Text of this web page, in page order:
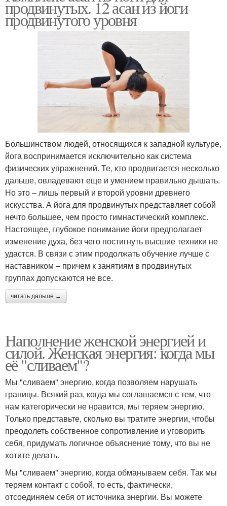
продвинутых. 12 асан из йоги
продвинутого уровня
Большинством людей, относящихся к западной культуре,
йога воспринимается исключительно как система
физических упражнений. Те, кто продвигается несколько
дальше, овладевают еще и умением правильно дышать.
Но это – лишь первый и второй уровни древнего
искусства. А йога для продвинутых представляет собой
нечто большее, чем просто гимнастический комплекс.
Настоящее, глубокое понимание йоги предполагает
изменение духа, без чего постигнуть высшие техники не
удастся. В связи с этим продолжать обучение лучше с
наставником – причем к занятиям в продвинутых
группах допускаются не все.
читать дальше →
Наполнение женской энергией и
силой. Женская энергия: когда мы
её "сливаем"?
Мы "сливаем" энергию, когда позволяем нарушать
границы. Всякий раз, когда мы соглашаемся с тем, что
нам категорически не нравится, мы теряем энергию.
Только представьте, сколько вы тратите энергии, чтобы
преодолеть собственное сопротивление и уговорить
себя, придумать логичное объяснение тому, что вы не
хотите делать.
Мы "сливаем" энергию, когда обманываем себя. Так мы
теряем контакт с собой, то есть, фактически,
отсоединяем себя от источника энергии. Вы можете